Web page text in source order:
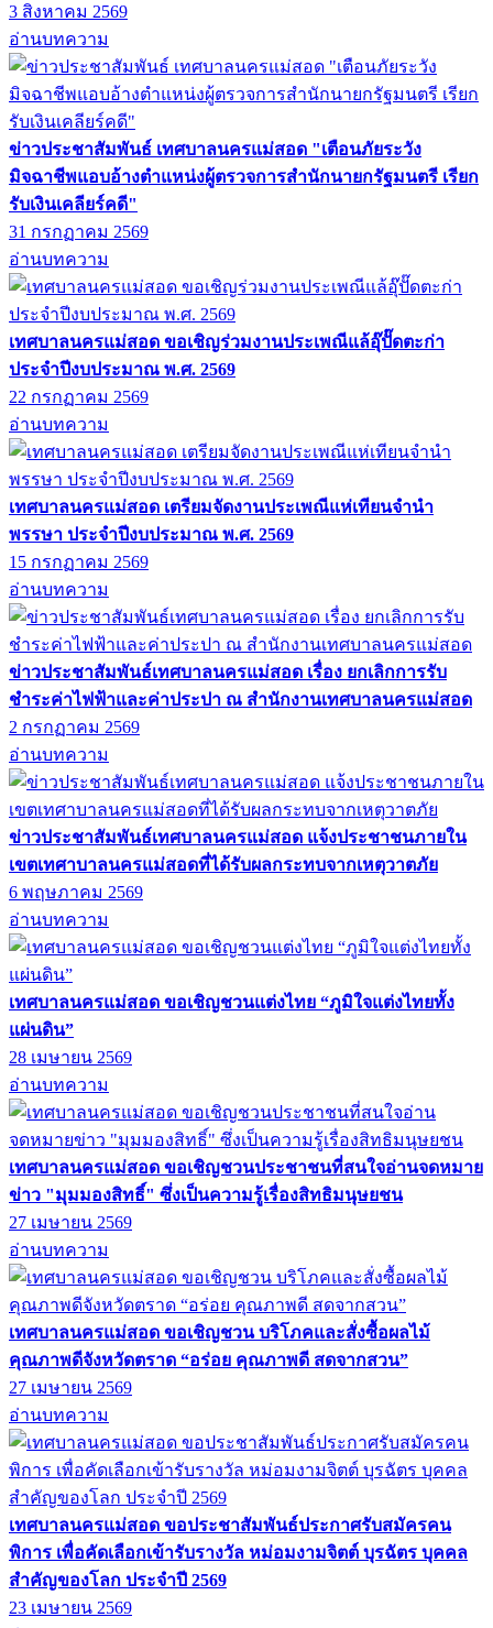
3 สิงหาคม 2569
อ่านบทความ
ข่าวประชาสัมพันธ์ เทศบาลนครแม่สอด "เตือนภัยระวัง
มิจฉาชีพแอบอ้างตำแหน่งผู้ตรวจการสำนักนายกรัฐมนตรี เรียก
รับเงินเคลียร์คดี"
31 กรกฏาคม 2569
อ่านบทความ
เทศบาลนครแม่สอด ขอเชิญร่วมงานประเพณีแล้อุ๊ปั๊ดตะก่า
ประจำปีงบประมาณ พ.ศ. 2569
22 กรกฏาคม 2569
อ่านบทความ
เทศบาลนครแม่สอด เตรียมจัดงานประเพณีแห่เทียนจำนำ
พรรษา ประจำปีงบประมาณ พ.ศ. 2569
15 กรกฏาคม 2569
อ่านบทความ
ข่าวประชาสัมพันธ์เทศบาลนครแม่สอด เรื่อง ยกเลิกการรับ
ชำระค่าไฟฟ้าและค่าประปา ณ สำนักงานเทศบาลนครแม่สอด
2 กรกฏาคม 2569
อ่านบทความ
ข่าวประชาสัมพันธ์เทศบาลนครแม่สอด แจ้งประชาชนภายใน
เขตเทศาบาลนครแม่สอดที่ได้รับผลกระทบจากเหตุวาตภัย
6 พฤษภาคม 2569
อ่านบทความ
เทศบาลนครแม่สอด ขอเชิญชวนแต่งไทย “ภูมิใจแต่งไทยทั้ง
แผ่นดิน”
28 เมษายน 2569
อ่านบทความ
เทศบาลนครแม่สอด ขอเชิญชวนประชาชนที่สนใจอ่านจดหมาย
ข่าว "มุมมองสิทธิ์" ซึ่งเป็นความรู้เรื่องสิทธิมนุษยชน
27 เมษายน 2569
อ่านบทความ
เทศบาลนครแม่สอด ขอเชิญชวน บริโภคและสั่งซื้อผลไม้
คุณภาพดีจังหวัดตราด “อร่อย คุณภาพดี สดจากสวน”
27 เมษายน 2569
อ่านบทความ
เทศบาลนครแม่สอด ขอประชาสัมพันธ์ประกาศรับสมัครคน
พิการ เพื่อคัดเลือกเข้ารับรางวัล หม่อมงามจิตต์ บุรฉัตร บุคคล
สำคัญของโลก ประจำปี 2569
23 เมษายน 2569